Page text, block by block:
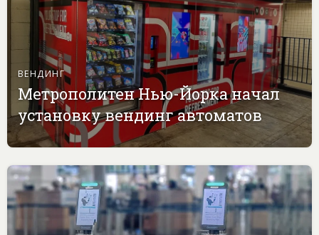
ВЕНДИНГ
Метрополитен Нью-Йорка начал
установку вендинг автоматов